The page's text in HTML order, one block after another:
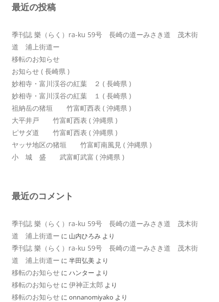
ン
最近の投稿
季刊誌 樂（らく）ra-ku 59号 長崎の道ーみさき道 茂木街
道 浦上街道ー
移転のお知らせ
お知らせ ( 長崎県 )
妙相寺・富川渓谷の紅葉 ２ ( 長崎県 )
妙相寺・富川渓谷の紅葉 １ ( 長崎県 )
祖納岳の猪垣 竹富町西表 ( 沖縄県 )
大平井戸 竹富町西表 ( 沖縄県 )
ピサダ道 竹富町西表 ( 沖縄県 )
ヤッサ地区の猪垣 竹富町南風見 ( 沖縄県 )
小 城 盛 武富町武富 ( 沖縄県 )
最近のコメント
季刊誌 樂（らく）ra-ku 59号 長崎の道ーみさき道 茂木街
道 浦上街道ー に 山内ひろみ より
季刊誌 樂（らく）ra-ku 59号 長崎の道ーみさき道 茂木街
道 浦上街道ー に 半田弘美 より
移転のお知らせ に ハンター より
移転のお知らせ に 伊神正太郎 より
移転のお知らせ に onnanomiyako より